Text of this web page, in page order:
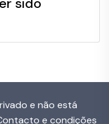
e não está
e condições